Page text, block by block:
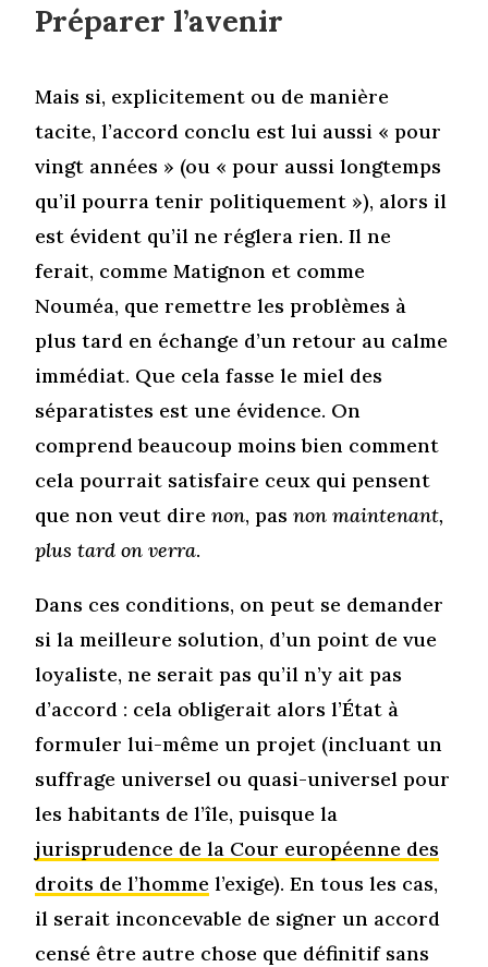
Préparer l’avenir
Mais si, explicitement ou de manière
tacite, l’accord conclu est lui aussi « pour
vingt années » (ou « pour aussi longtemps
qu’il pourra tenir politiquement »), alors il
est évident qu’il ne réglera rien. Il ne
ferait, comme Matignon et comme
Nouméa, que remettre les problèmes à
plus tard en échange d’un retour au calme
immédiat. Que cela fasse le miel des
séparatistes est une évidence. On
comprend beaucoup moins bien comment
cela pourrait satisfaire ceux qui pensent
que non veut dire non, pasnon maintenant,
plus tard on verra.
Dans ces conditions, on peut se demander
si la meilleure solution, d’un point de vue
loyaliste, ne serait pas qu’il n’y ait pas
d’accord : cela obligerait alors l’État à
formuler lui-même un projet (incluant un
suffrage universel ou quasi-universel pour
les habitants de l’île, puisque la
jurisprudence de la Cour européenne des
droits de l’homme l’exige). En tous les cas,
il serait inconcevable de signer un accord
censé être autre chose que définitif sans